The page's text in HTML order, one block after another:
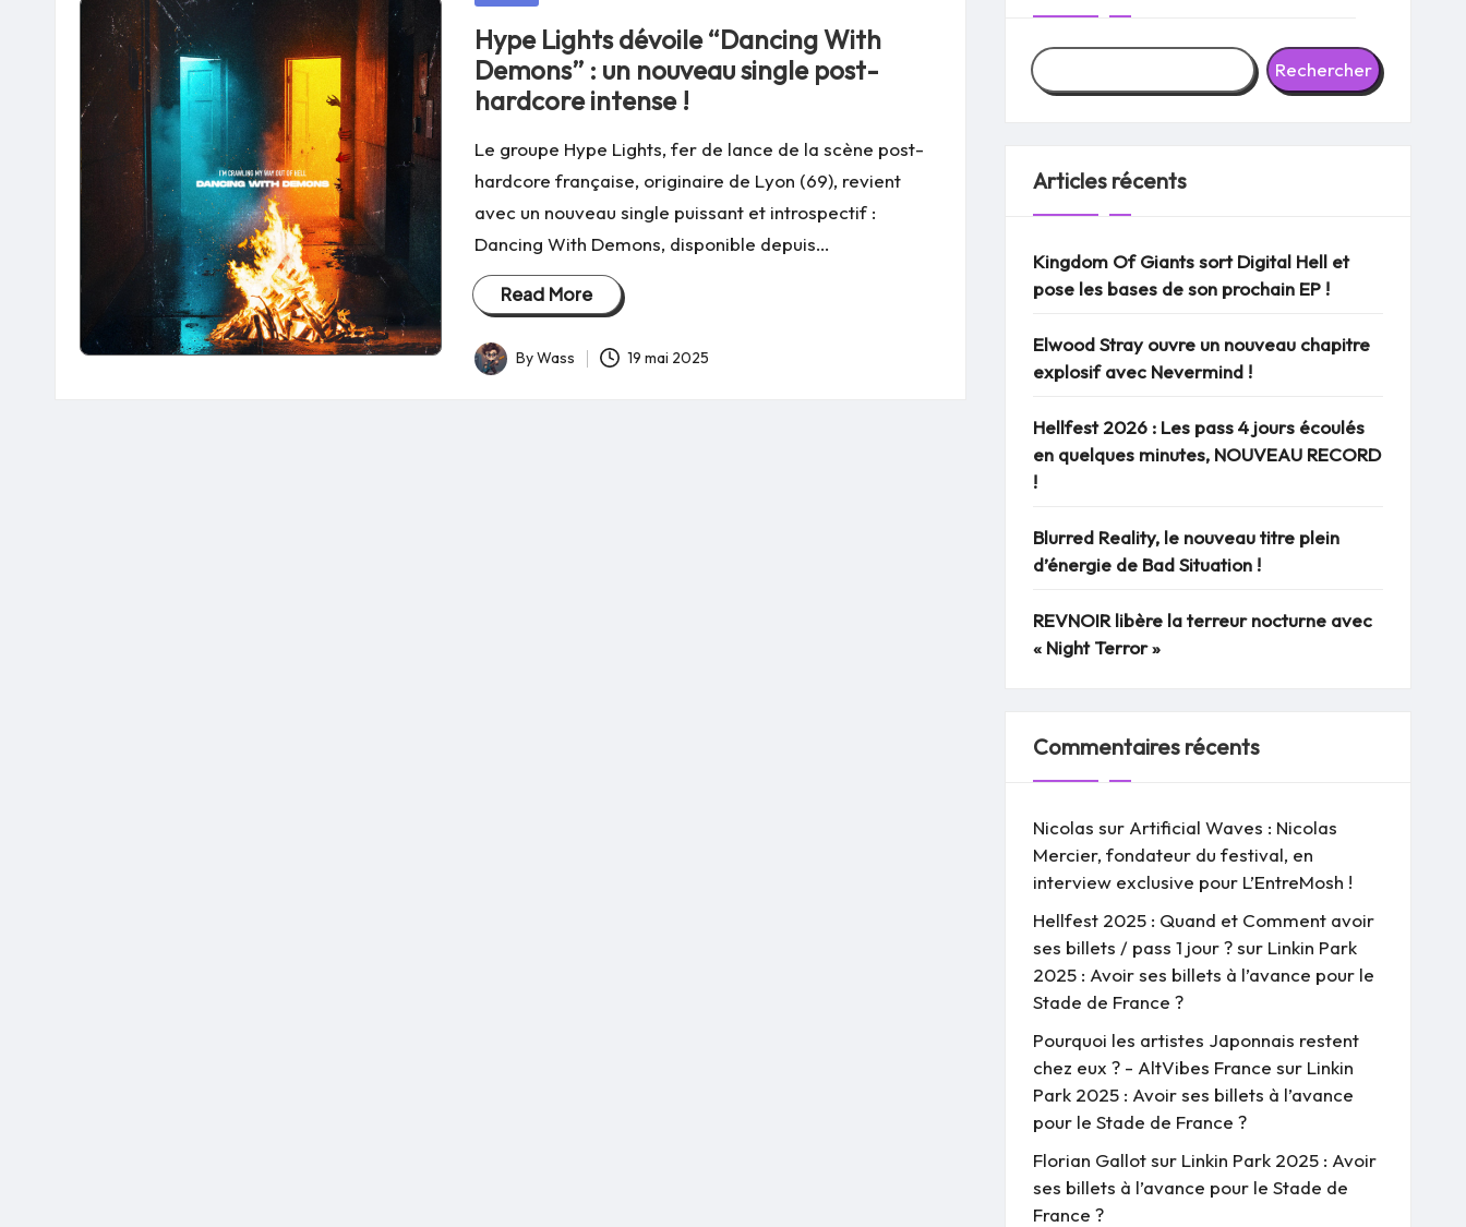
Hype Lights dévoile “Dancing With
Demons” : un nouveau single post-
hardcore intense !
Le groupe Hype Lights, fer de lance de la scène post-
hardcore française, originaire de Lyon (69), revient
avec un nouveau single puissant et introspectif :
Dancing With Demons, disponible depuis…
Read More
Posted
ByWass 19 mai 2025
Rechercher
Articles récents
Kingdom Of Giants sort Digital Hell et
pose les bases de son prochain EP !
Elwood Stray ouvre un nouveau chapitre
explosif avec Nevermind !
Hellfest 2026 : Les pass 4 jours écoulés
en quelques minutes, NOUVEAU RECORD
!
Blurred Reality, le nouveau titre plein
d’énergie de Bad Situation !
REVNOIR libère la terreur nocturne avec
« Night Terror »
Commentaires récents
Nicolas sur Artificial Waves : Nicolas
Mercier, fondateur du festival, en
interview exclusive pour L’EntreMosh !
Hellfest 2025 : Quand et Comment avoir
ses billets / pass 1 jour ?sur Linkin Park
2025 : Avoir ses billets à l’avance pour le
Stade de France ?
Pourquoi les artistes Japonnais restent
chez eux ? - AltVibes France sur Linkin
Park 2025 : Avoir ses billets à l’avance
pour le Stade de France ?
Florian Gallotsur Linkin Park 2025 : Avoir
ses billets à l’avance pour le Stade de
France ?